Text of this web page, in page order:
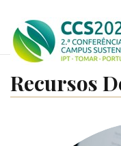
Recursos